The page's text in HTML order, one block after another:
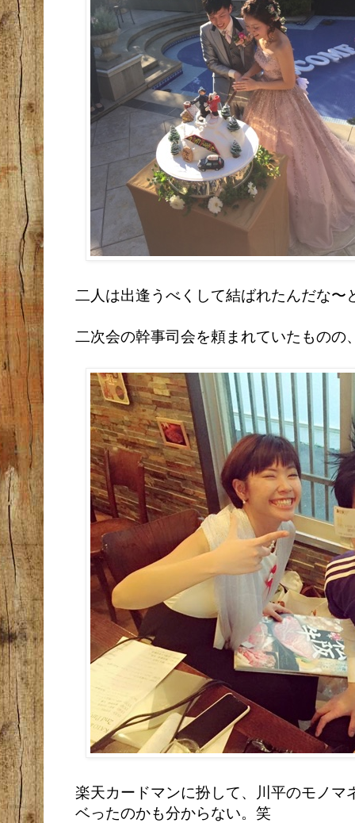
二人は出逢うべくして結ばれたんだな〜
二次会の幹事司会を頼まれていたものの
楽天カードマンに扮して、川平のモノマ
ベったのかも分からない。笑